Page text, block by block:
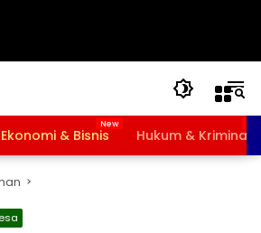
Ekonomi & Bisnis Hukum & Kriminal